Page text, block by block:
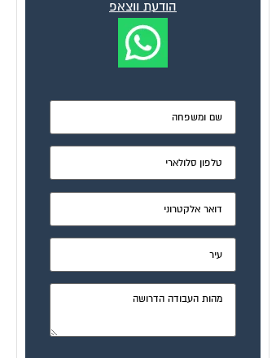
הודעת ווצאפ